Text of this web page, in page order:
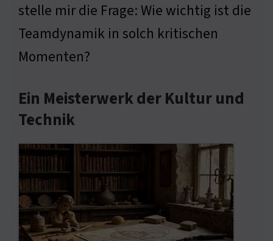
stelle mir die Frage: Wie wichtig ist die
Teamdynamik in solch kritischen
Momenten?
Ein Meisterwerk der Kultur und
Technik